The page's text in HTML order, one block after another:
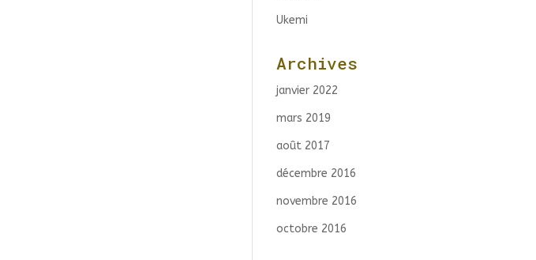
Ukemi
Archives
janvier 2022
mars 2019
août 2017
décembre 2016
novembre 2016
octobre 2016